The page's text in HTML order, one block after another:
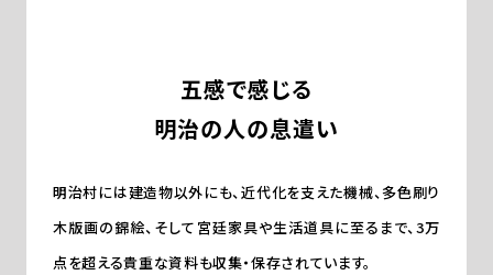
五感で感じる
明治の人の息遣い
明治村には建造物以外にも、近代化を支えた機械、多色刷り
木版画の錦絵、そして宮廷家具や生活道具に至るまで、3万
点を超える貴重な資料も収集・保存されています。